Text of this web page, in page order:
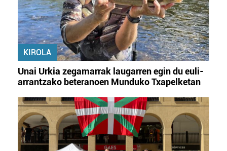
KIROLA
Unai Urkia zegamarrak laugarren egin du euli-
arrantzako beteranoen Munduko Txapelketan